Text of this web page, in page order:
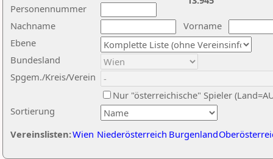
Nachname
Vorname
Ebene
Sortierung
Personennummer
Bundesland
Spgem./Kreis/Verein
Nur "österreichische" Spieler
Vereinslisten:Wien Niederösterreich Burgenland